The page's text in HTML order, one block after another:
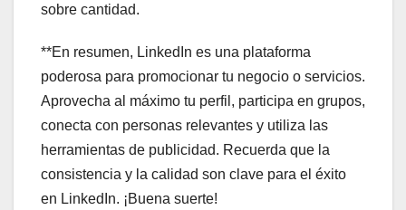
sobre cantidad.
**En resumen, LinkedIn es una plataforma
poderosa para promocionar tu negocio o servicios.
Aprovecha al máximo tu perfil, participa en grupos,
conecta con personas relevantes y utiliza las
herramientas de publicidad. Recuerda que la
consistencia y la calidad son clave para el éxito
en LinkedIn. ¡Buena suerte!